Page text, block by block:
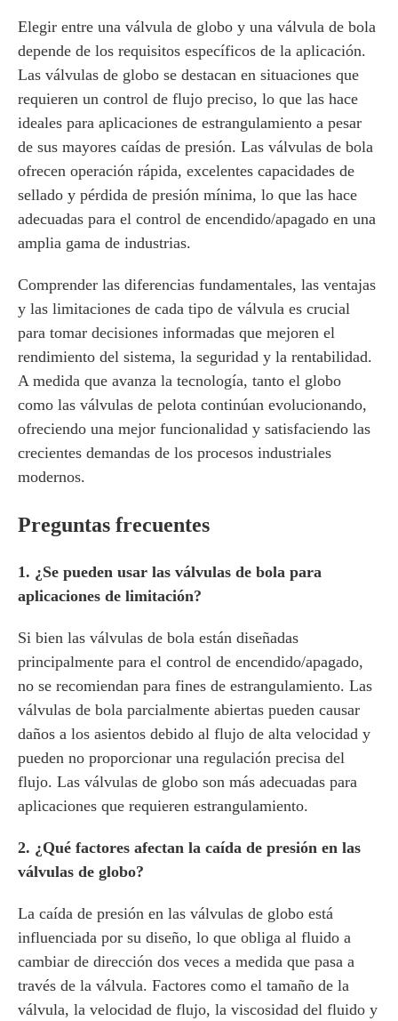
Elegir entre una válvula de globo y una válvula de bola
depende de los requisitos específicos de la aplicación.
Las válvulas de globo se destacan en situaciones que
requieren un control de flujo preciso, lo que las hace
ideales para aplicaciones de estrangulamiento a pesar
de sus mayores caídas de presión. Las válvulas de bola
ofrecen operación rápida, excelentes capacidades de
sellado y pérdida de presión mínima, lo que las hace
adecuadas para el control de encendido/apagado en una
amplia gama de industrias.
Comprender las diferencias fundamentales, las ventajas
y las limitaciones de cada tipo de válvula es crucial
para tomar decisiones informadas que mejoren el
rendimiento del sistema, la seguridad y la rentabilidad.
A medida que avanza la tecnología, tanto el globo
como las válvulas de pelota continúan evolucionando,
ofreciendo una mejor funcionalidad y satisfaciendo las
crecientes demandas de los procesos industriales
modernos.
Preguntas frecuentes
1. ¿Se pueden usar las válvulas de bola para
aplicaciones de limitación?
Si bien las válvulas de bola están diseñadas
principalmente para el control de encendido/apagado,
no se recomiendan para fines de estrangulamiento. Las
válvulas de bola parcialmente abiertas pueden causar
daños a los asientos debido al flujo de alta velocidad y
pueden no proporcionar una regulación precisa del
flujo. Las válvulas de globo son más adecuadas para
aplicaciones que requieren estrangulamiento.
2. ¿Qué factores afectan la caída de presión en las
válvulas de globo?
La caída de presión en las válvulas de globo está
influenciada por su diseño, lo que obliga al fluido a
cambiar de dirección dos veces a medida que pasa a
través de la válvula. Factores como el tamaño de la
válvula, la velocidad de flujo, la viscosidad del fluido y